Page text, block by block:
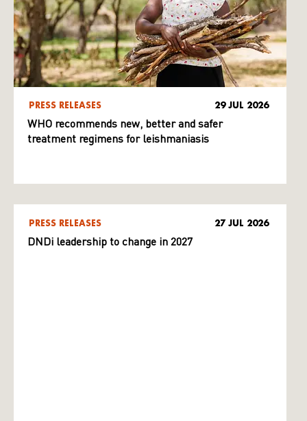
PRESS RELEASES 29 JUL 2026
WHO recommends new, better and safer
treatment regimens for leishmaniasis
PRESS RELEASES 27 JUL 2026
DNDi leadership to change in 2027